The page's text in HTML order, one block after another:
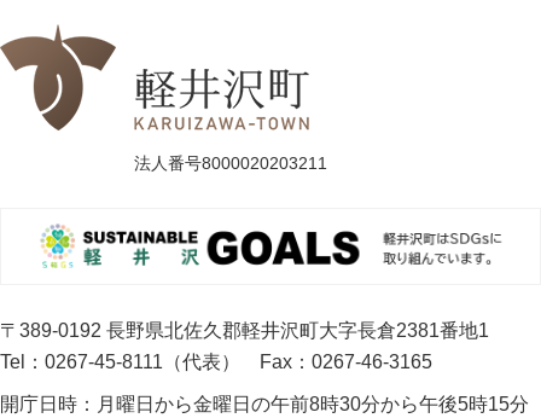
法人番号8000020203211
〒389-0192 長野県北佐久郡軽井沢町大字長倉2381番地1
Tel：0267-45-8111（代表）
Fax：0267-46-3165
開庁日時： 月曜日から金曜日の午前8時30分から午後5時15分